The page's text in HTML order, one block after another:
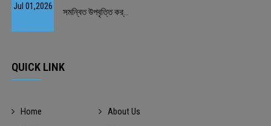
Jul 01,2026
সমন্বিত উপবৃত্তি কর্...
QUICK LINK
Home
About Us